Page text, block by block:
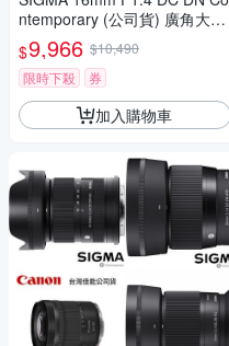
ntemporary (公司貨) 廣角大光
圈定焦鏡 人像鏡 APS-C 無反微
單眼專用鏡頭
$9,966 $10,490
限時下殺
券
加入購物車